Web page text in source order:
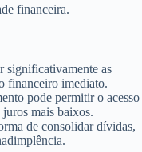
financeira.
significativamente as
financeiro imediato.
pode permitir o acesso
mais baixos.
de consolidar dívidas,